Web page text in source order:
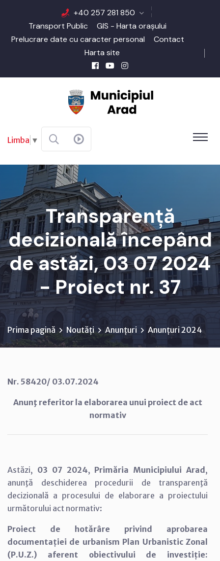
+40 257 281 850
Transport Public
GIS - Harta orașului
Prelucrare date cu caracter personal
Contact
Harta site
Limba ▼
Transparență
decizională începând
de astăzi, 03 07 2024
- Proiect nr. 37
Prima pagină Noutăți Anunțuri Anunțuri 2024
Nr. 58420/ 03.07.2024
Anunţ referitor la elaborarea unui proiect de act
normativ
Astăzi, 03 07 2024, Primăria Municipiului Arad,
anunţă deschiderea procedurii de transparenţă
decizională a procesului de elaborare a proiectului
următorului act normativ:
Proiect de hotărâre privind aprobarea
documentației de urbanism Plan Urbanistic Zonal
(P.U.Z.) aferent obiectivului de investiție: